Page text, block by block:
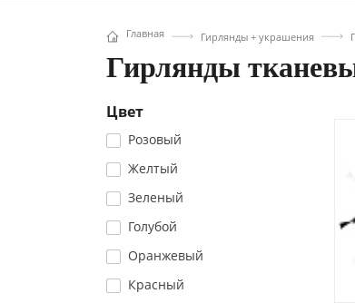
Главная Гирлянды + украшения
Гирлянды
Цвет
Розовый
Желтый
Зеленый
Голубой
Оранжевый
Красный